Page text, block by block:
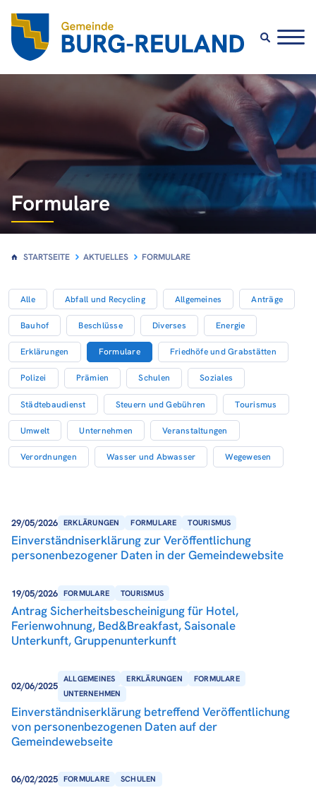
Formulare
STARTSEITE AKTUELLES FORMULARE
Alle Abfall und Recycling Allgemeines Anträge
Bauhof Beschlüsse Diverses Energie
Erklärungen Formulare Friedhöfe und Grabstätten
Polizei Prämien Schulen Soziales
Städtebaudienst Steuern und Gebühren Tourismus
Umwelt Unternehmen Veranstaltungen
Verordnungen Wasser und Abwasser Wegewesen
29/05/2026 ERKLÄRUNGEN FORMULARE TOURISMUS
Einverständniserklärung zur Veröffentlichung
personenbezogener Daten in der Gemeindewebsite
19/05/2026 FORMULARE TOURISMUS
Antrag Sicherheitsbescheinigung für Hotel,
Ferienwohnung, Bed&Breakfast, Saisonale
Unterkunft, Gruppenunterkunft
02/06/2025
ALLGEMEINES ERKLÄRUNGEN
FORMULARE
UNTERNEHMEN
Einverständniserklärung betreffend Veröffentlichung
von personenbezogenen Daten auf der
Gemeindewebseite
06/02/2025 FORMULARE SCHULEN